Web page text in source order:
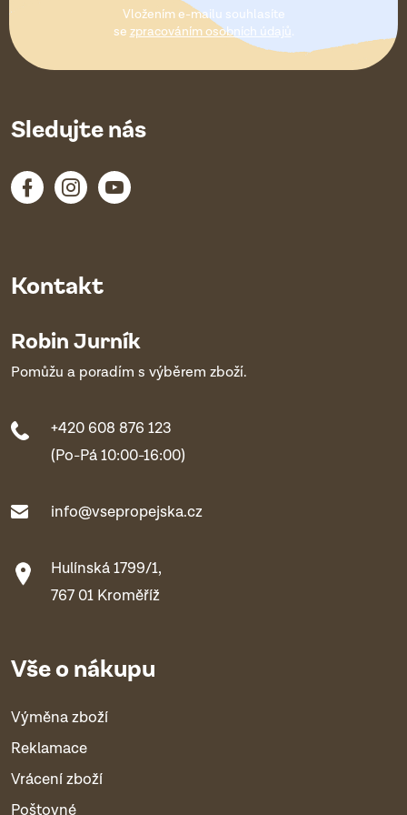
Vložením e-mailu souhlasíte
se zpracováním osobních údajů.
Kontakt
Robin Jurník
Pomůžu a poradím s výběrem zboží.
+420 608 876 123
(Po-Pá 10:00-16:00)
info@vsepropejska.cz
Hulínská 1799/1,
767 01 Kroměříž
Vše o nákupu
Výměna zboží
Reklamace
Vrácení zboží
Poštovné
Sledujte nás